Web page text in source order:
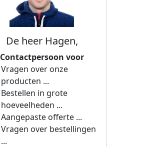
De heer Hagen,
Contactpersoon voor
Vragen over onze
producten ...
Bestellen in grote
hoeveelheden ...
Aangepaste offerte ...
Vragen over bestellingen
...